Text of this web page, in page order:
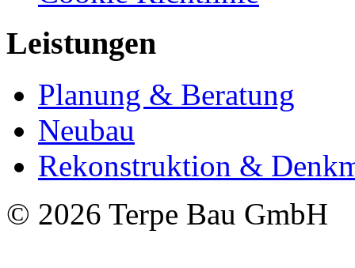
Leistungen
Planung & Beratung
Neubau
Rekonstruktion &
© 2026 Terpe Bau GmbH